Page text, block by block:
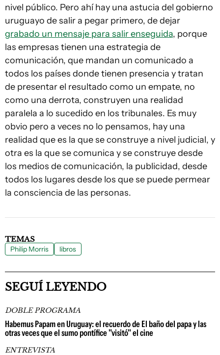
nivel público. Pero ahí hay una astucia del gobierno
uruguayo de salir a pegar primero, de dejar
grabado un mensaje para salir enseguida, porque
las empresas tienen una estrategia de
comunicación, que mandan un comunicado a
todos los países donde tienen presencia y tratan
de presentar el resultado como un empate, no
como una derrota, construyen una realidad
paralela a lo sucedido en los tribunales. Es muy
obvio pero a veces no lo pensamos, hay una
realidad que es la que se construye a nivel judicial, y
otra es la que se comunica y se construye desde
los medios de comunicación, la publicidad, desde
todos los lugares desde los que se puede permear
la consciencia de las personas.
TEMAS
Philip Morris libros
SEGUÍ LEYENDO
DOBLE PROGRAMA
Habemus Papam en Uruguay: el recuerdo de El baño del papa y las
otras veces que el sumo pontífice "visitó" el cine
ENTREVISTA